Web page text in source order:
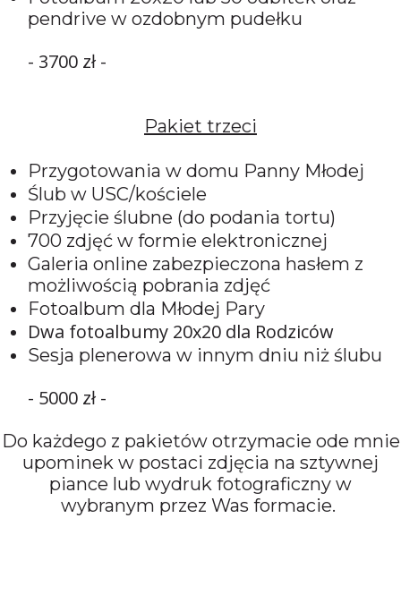
pendrive w ozdobnym pudełku
- 3700 zł -
Pakiet trzeci
Przygotowania w domu Panny Młodej
Ślub w USC/kościele
Przyjęcie ślubne (do podania tortu)
700 zdjęć w formie elektronicznej
Galeria online zabezpieczona hasłem z
możliwością pobrania zdjęć
Fotoalbum dla Młodej Pary
Dwa fotoalbumy 20x20 dla Rodziców
Sesja plenerowa w innym dniu niż ślubu
- 5000 zł -
Do każdego z pakietów otrzymacie ode mnie
upominek w postaci zdjęcia na sztywnej
piance lub wydruk fotograficzny w
wybranym przez Was formacie.